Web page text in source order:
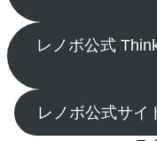
レノボ公式
レノボ公式サイ